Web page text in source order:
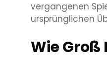
vergangenen
ursprünglichen
Wie Groß